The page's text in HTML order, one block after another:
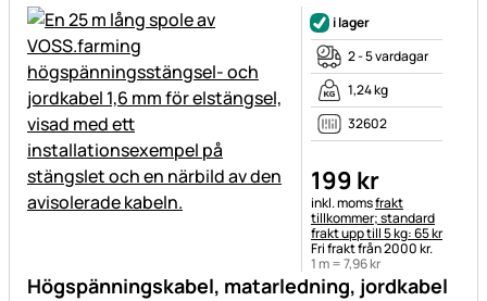
Högspänningskabel, matarledning, jordkabel
i lager
2 - 5 vardagar
1,24 kg
32602
199 kr
Skatteinformation:
inkl. momsfrakt
tillkommer; standard
frakt upp till 5 kg: 65 kr
Fri frakt från 2000 kr.
1 m =7,96kr